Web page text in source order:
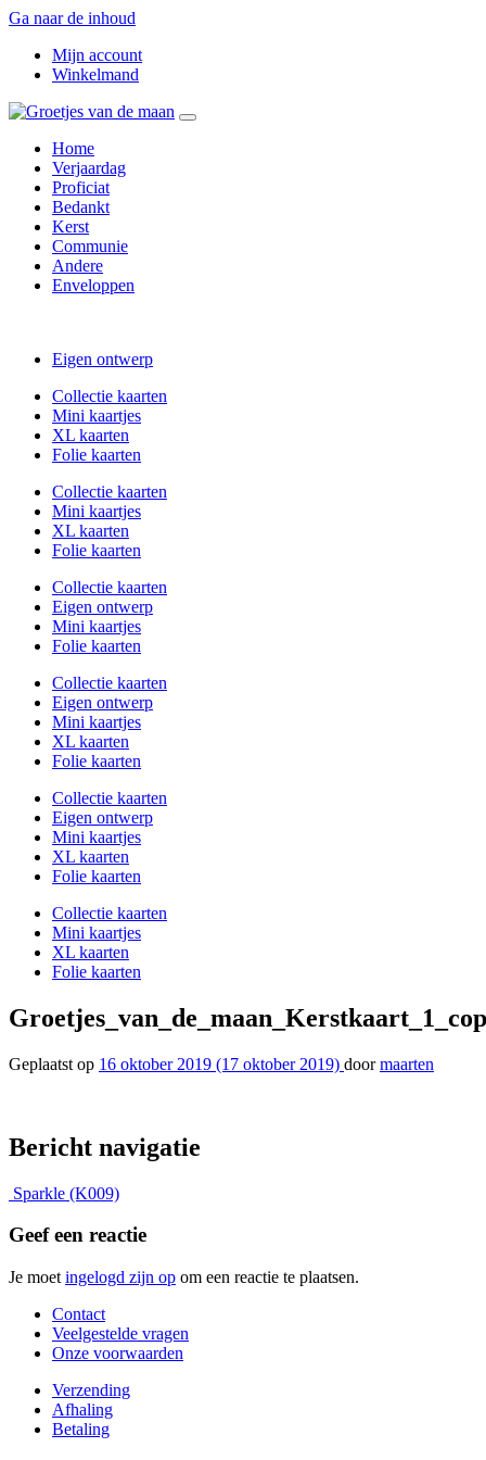
Ga naar de inhoud
Mijn account
Winkelmand
Home
Verjaardag
Proficiat
Bedankt
Kerst
Communie
Andere
Enveloppen
Eigen ontwerp
Collectie kaarten
Mini kaartjes
XL kaarten
Folie kaarten
Collectie kaarten
Mini kaartjes
XL kaarten
Folie kaarten
Collectie kaarten
Eigen ontwerp
Mini kaartjes
Folie kaarten
Collectie kaarten
Eigen ontwerp
Mini kaartjes
XL kaarten
Folie kaarten
Collectie kaarten
Eigen ontwerp
Mini kaartjes
XL kaarten
Folie kaarten
Collectie kaarten
Mini kaartjes
XL kaarten
Folie kaarten
Geplaatst op 16 oktober 2019 (17 oktober 2019) door maarten
Bericht navigatie
Sparkle (K009)
Geef een reactie
Je moet ingelogd zijn op om een reactie te plaatsen.
Contact
Veelgestelde vragen
Onze voorwaarden
Verzending
Afhaling
Betaling